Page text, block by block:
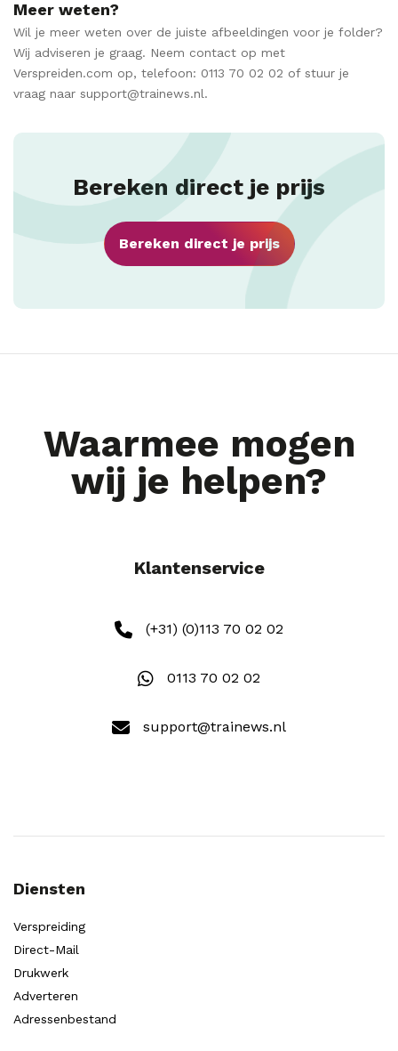
Meer weten?
Wil je meer weten over de juiste afbeeldingen voor je folder?
Wij adviseren je graag. Neem contact op met
Verspreiden.com op, telefoon: 0113 70 02 02 of stuur je
vraag naar support@trainews.nl.
Bereken direct je prijs
Bereken direct je prijs
Waarmee mogen
wij je helpen?
Klantenservice
(+31) (0)113 70 02 02
0113 70 02 02
support@trainews.nl
Diensten
Verspreiding
Direct-Mail
Drukwerk
Adverteren
Adressenbestand